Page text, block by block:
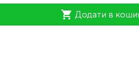
shopping_cart Додати в